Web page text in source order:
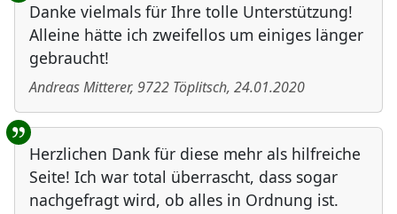
Danke vielmals für Ihre tolle Unterstützung!
Alleine hätte ich zweifellos um einiges länger
gebraucht!
Andreas Mitterer, 9722 Töplitsch, 24.01.2020
Herzlichen Dank für diese mehr als hilfreiche
Seite! Ich war total überrascht, dass sogar
nachgefragt wird, ob alles in Ordnung ist.